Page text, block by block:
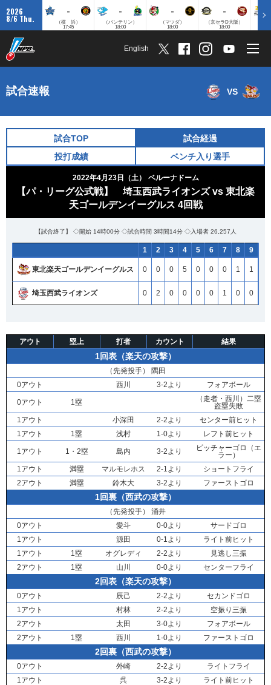
2026
8/6 Thu.
-
（横 浜）
17:45
-
（バンテリン）
18:00
-
（マツダ）
18:00
-
（京セラD大阪）
18:00
English
試合速報 VS
試合TOP
試合経過
投打成績
ベンチ入り選手
2022年4月23日（土） ベルーナドーム
【パ・リーグ公式戦】 埼玉西武ライオンズ vs 東北楽
天ゴールデンイーグルス 4回戦
【試合終了】 ◇開始 14時00分 ◇試合時間 3時間14分 ◇入場者 26,257人
1 2 3 4 5 6 7 8 9
東北楽天ゴールデンイーグルス 0 0 0 5 0 0 0 1 1
埼玉西武ライオンズ 0 2 0 0 0 0 1 0 0
1 2 3 4 5 6 7 8 9
東北楽天ゴールデンイーグルス 0 0 0 5 0 0 0 1 1
埼玉西武ライオンズ 0 2 0 0 0 0 1 0 0
1 2 3 4 5 6 7 8 9
東北楽天ゴールデンイーグルス 0 0 0 5 0 0 0 1 1
埼玉西武ライオンズ 0 2 0 0 0 0 1 0 0
1 2 3 4 5 6 7 8 9
東北楽天ゴールデンイーグルス 0 0 0 5 0 0 0 1 1
埼玉西武ライオンズ 0 2 0 0 0 0 1 0 0
アウト 塁上 打者 カウント 結果
1回表（楽天の攻撃）
（先発投手）
隅田
0アウト
西川 3-2より フォアボール
0アウト 1塁 （走者・ 西川 ）二塁
盗塁失敗
1アウト
小深田 2-2より
センター前ヒット
1アウト
1塁 浅村 1-0より レフト前ヒット
1アウト 1・2塁 島内 3-2より
ピッチャーゴロ（エ
ラー）
1アウト
満塁 マルモレホス 2-1より
ショートフライ
2アウト
満塁 鈴木大 3-2より ファーストゴロ
1回裏（西武の攻撃）
（先発投手） 涌井
0アウト
愛斗 0-0より
サードゴロ
1アウト
源田 0-1より
ライト前ヒット
1アウト
1塁 オグレディ 2-2より
見逃し三振
2アウト
1塁 山川 0-0より センターフライ
2回表（楽天の攻撃）
0アウト 辰己 2-2より
セカンドゴロ
1アウト
村林 2-2より
空振り三振
2アウト
太田 3-0より
フォアボール
2アウト
1塁 西川 1-0より ファーストゴロ
2回裏（西武の攻撃）
0アウト 外崎 2-2より
ライトフライ
1アウト
呉 3-2より
ライト前ヒット